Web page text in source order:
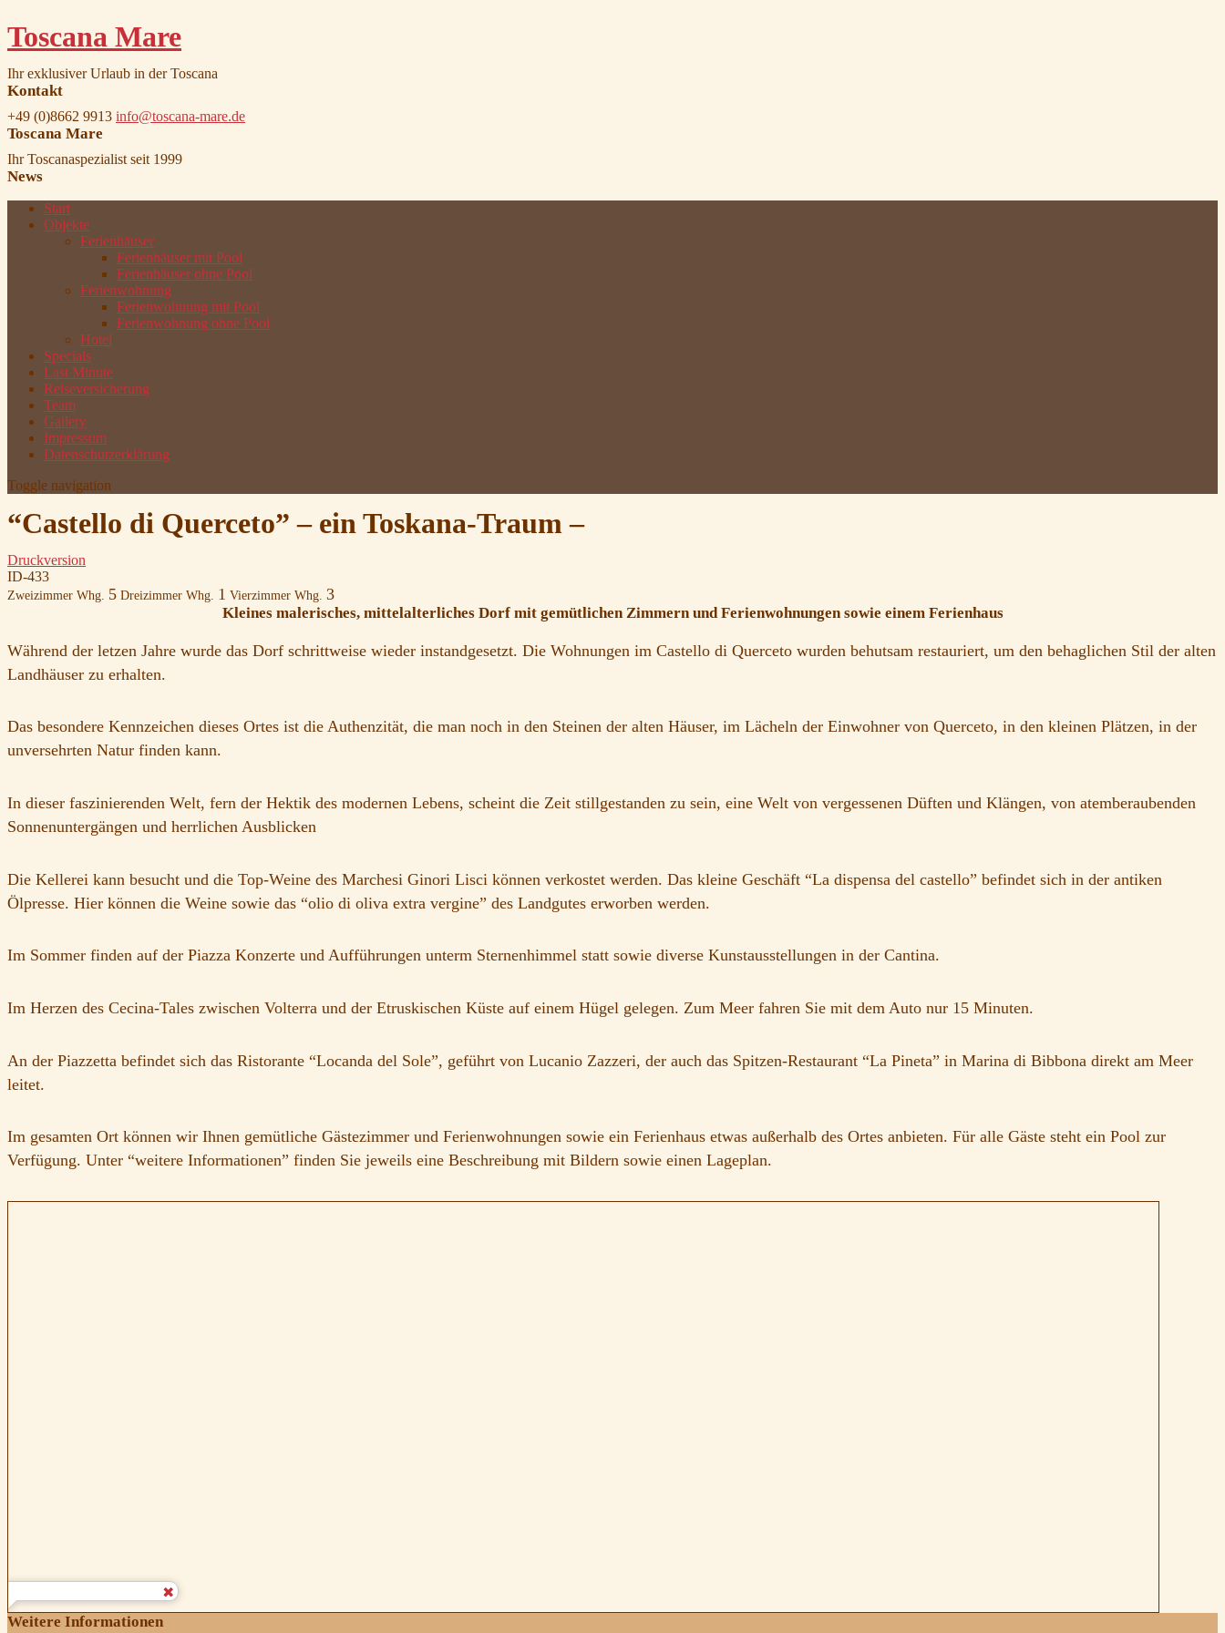
Toscana Mare
Ihr exklusiver Urlaub in der Toscana
Kontakt
+49 (0)8662 9913 info@toscana-mare.de
Toscana Mare
Ihr Toscanaspezialist seit 1999
News
Start
Objekte
Ferienhäuser
Ferienhäuser mit Pool
Ferienhäuser ohne Pool
Ferienwohnung
Ferienwohnung mit Pool
Ferienwohnung ohne Pool
Hotel
Specials
Last Minute
Reiseversicherung
Team
Gallery
Impressum
Datenschutzerklärung
Toggle navigation
“Castello di Querceto” – ein Toskana-Traum –
Druckversion
ID-433
Zweizimmer Whg. 5 Dreizimmer Whg. 1 Vierzimmer Whg. 3
Kleines malerisches, mittelalterliches Dorf mit gemütlichen Zimmern und Ferienwohnungen sowie einem Ferienhaus
Während der letzen Jahre wurde das Dorf schrittweise wieder instandgesetzt. Die Wohnungen im Castello di Querceto wurden behutsam restauriert, um den behaglichen Stil der alten
Landhäuser zu erhalten.
Das besondere Kennzeichen dieses Ortes ist die Authenzität, die man noch in den Steinen der alten Häuser, im Lächeln der Einwohner von Querceto, in den kleinen Plätzen, in der
unversehrten Natur finden kann.
In dieser faszinierenden Welt, fern der Hektik des modernen Lebens, scheint die Zeit stillgestanden zu sein, eine Welt von vergessenen Düften und Klängen, von atemberaubenden
Sonnenuntergängen und herrlichen Ausblicken
Die Kellerei kann besucht und die Top-Weine des Marchesi Ginori Lisci können verkostet werden. Das kleine Geschäft “La dispensa del castello” befindet sich in der antiken
Ölpresse. Hier können die Weine sowie das “olio di oliva extra vergine” des Landgutes erworben werden.
Im Sommer finden auf der Piazza Konzerte und Aufführungen unterm Sternenhimmel statt sowie diverse Kunstausstellungen in der Cantina.
Im Herzen des Cecina-Tales zwischen Volterra und der Etruskischen Küste auf einem Hügel gelegen. Zum Meer fahren Sie mit dem Auto nur 15 Minuten.
An der Piazzetta befindet sich das Ristorante “Locanda del Sole”, geführt von Lucanio Zazzeri, der auch das Spitzen-Restaurant “La Pineta” in Marina di Bibbona direkt am Meer
leitet.
Im gesamten Ort können wir Ihnen gemütliche Gästezimmer und Ferienwohnungen sowie ein Ferienhaus etwas außerhalb des Ortes anbieten. Für alle Gäste steht ein Pool zur
Verfügung. Unter “weitere Informationen” finden Sie jeweils eine Beschreibung mit Bildern sowie einen Lageplan.
Weitere Informationen